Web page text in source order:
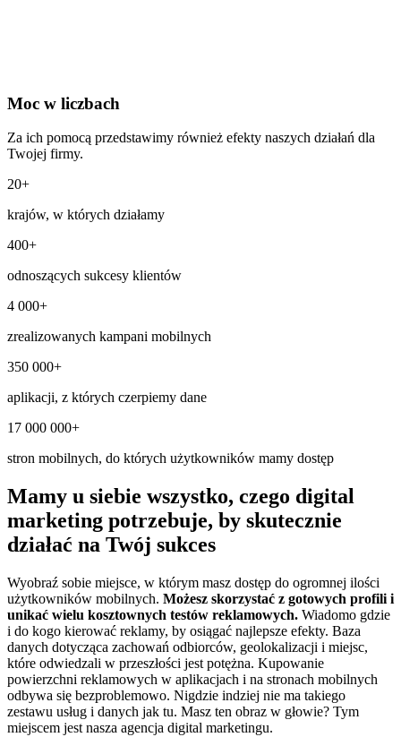
Moc w liczbach
Za ich pomocą przedstawimy również efekty naszych działań dla
Twojej firmy.
20+
krajów, w których działamy
400+
odnoszących sukcesy klientów
4 000+
zrealizowanych kampani mobilnych
350 000+
aplikacji, z których czerpiemy dane
17 000 000+
stron mobilnych, do których użytkowników mamy dostęp
Mamy u siebie wszystko, czego digital
marketing potrzebuje, by skutecznie
działać na Twój sukces
Wyobraź sobie miejsce, w którym masz dostęp do ogromnej ilości
użytkowników mobilnych. Możesz skorzystać z gotowych profili i
unikać wielu kosztownych testów reklamowych. Wiadomo gdzie
i do kogo kierować reklamy, by osiągać najlepsze efekty. Baza
danych dotycząca zachowań odbiorców, geolokalizacji i miejsc,
które odwiedzali w przeszłości jest potężna. Kupowanie
powierzchni reklamowych w aplikacjach i na stronach mobilnych
odbywa się bezproblemowo. Nigdzie indziej nie ma takiego
zestawu usług i danych jak tu. Masz ten obraz w głowie? Tym
miejscem jest nasza agencja digital marketingu.